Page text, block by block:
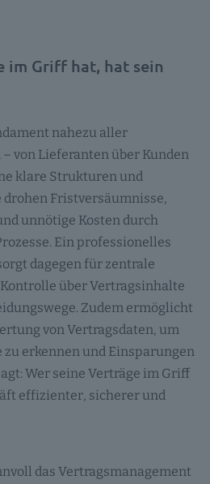
im Griff hat, hat sein
nahezu aller
von Lieferanten über Kunden
klare Strukturen und
Fristversäumnisse,
unnötige Kosten durch
Ein professionelles
dagegen für zentrale
über Vertragsinhalte
Zudem ermöglicht
von Vertragsdaten, um
erkennen und Einsparungen
Wer seine Verträge im Griff
effizienter, sicherer und
das Vertragsmanagement